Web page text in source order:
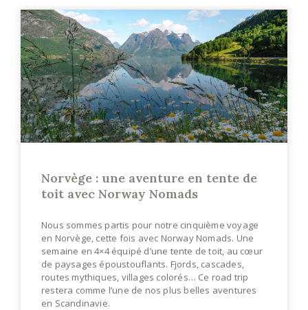
Norvège : une aventure en tente de
toit avec Norway Nomads
Nous sommes partis pour notre cinquième voyage
en Norvège, cette fois avec Norway Nomads. Une
semaine en 4×4 équipé d’une tente de toit, au cœur
de paysages époustouflants. Fjords, cascades,
routes mythiques, villages colorés… Ce road trip
restera comme l’une de nos plus belles aventures
en Scandinavie.